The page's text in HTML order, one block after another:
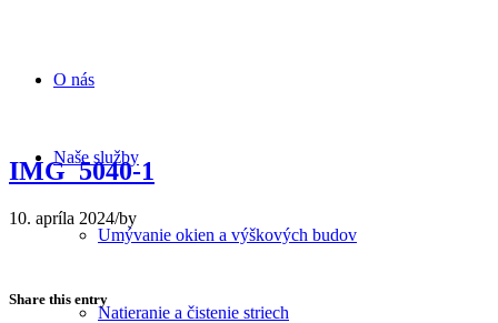
O nás
Naše služby
Umývanie okien a výškových budov
Natieranie a čistenie striech
IMG_5040-1
10. apríla 2024/by
Share this entry